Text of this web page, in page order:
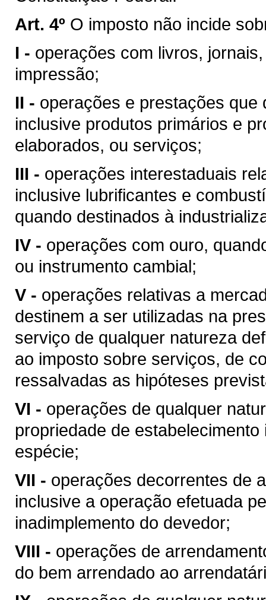
Art. 4º O imposto não incide
I - operações com livros,
impressão;
II - operações e prestações
inclusive produtos primários e
elaborados, ou serviços;
III - operações interestaduais
inclusive lubrificantes e
quando destinados à
IV - operações com ouro,
ou instrumento cambial;
V - operações relativas a
destinem a ser utilizadas na
serviço de qualquer natureza
ao imposto sobre serviços, de
ressalvadas as hipóteses
VI - operações de qualquer
propriedade de
espécie;
VII - operações decorrentes de
inclusive a operação efetuada
inadimplemento do devedor;
VIII - operações de
do bem arrendado ao